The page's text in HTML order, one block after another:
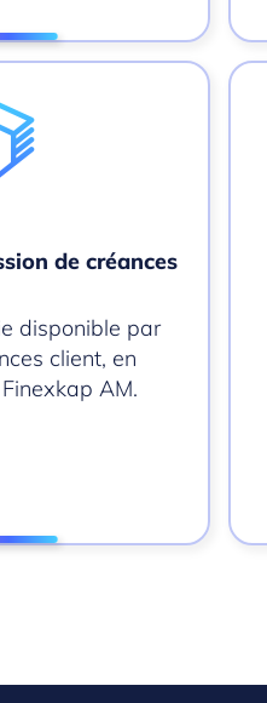
de créances
disponible par
client, en
AM.